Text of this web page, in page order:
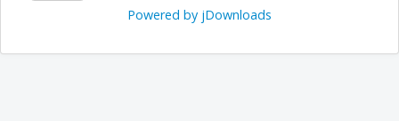
Powered by jDownloads